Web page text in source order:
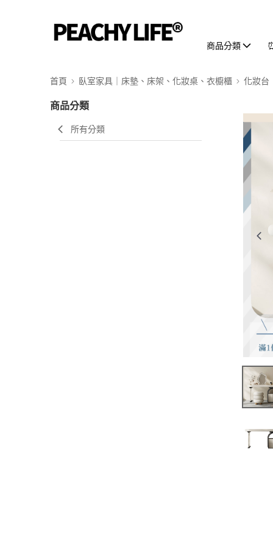
商品分類
首頁 臥室家具｜床墊、床架、化妝桌、衣櫥櫃 化妝台
商品分類
所有分類